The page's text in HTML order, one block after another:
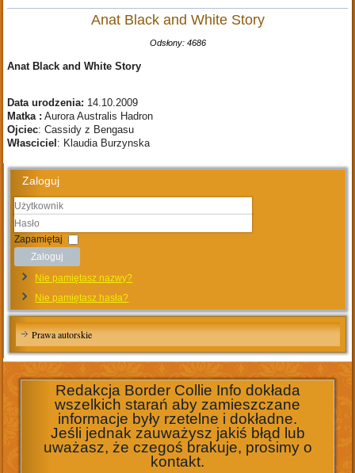
Anat Black and White Story
Odsłony: 4686
Anat Black and White Story
Data urodzenia: 14.10.2009
Matka : Aurora Australis Hadron
Ojciec: Cassidy z Bengasu
Własciciel: Klaudia Burzynska
Zaloguj
Użytkownik
Hasło
Zapamiętaj
Zaloguj
Nie pamiętasz nazwy?
Nie pamiętasz hasła?
Prawa autorskie
Redakcja Border Collie Info dokłada
wszelkich starań aby zamieszczane
informacje były rzetelne i dokładne.
Jeśli jednak zauważysz jakiś błąd lub
uważasz, że czegoś brakuje, prosimy o
kontakt.